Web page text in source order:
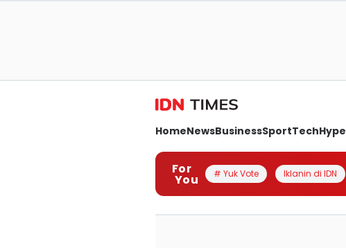
HomeNewsBusinessSportTechHype
For
You # Yuk Vote Iklanin di IDN